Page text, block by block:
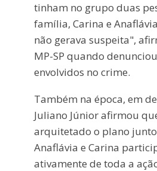
tinham no grupo duas
família, Carina e
não gerava suspeita",
MP-SP quando
envolvidos no crime.
Também na época, em
Juliano Júnior afirmou
arquitetado o plano
Anaflávia e Carina
ativamente de toda a